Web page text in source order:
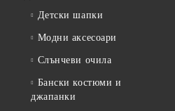
Детски шапки
Модни аксесоари
Слънчеви очила
Бански костюми и
джапанки